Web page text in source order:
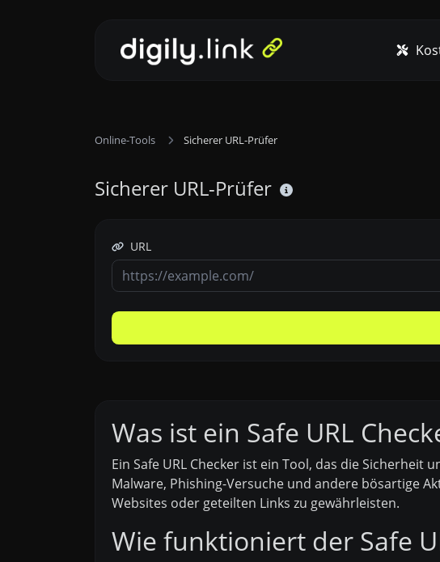
Online-Tools Sicherer URL-Prüfer
Sicherer URL-Prüfer
URL
Was ist ein Safe URL
Ein Safe URL Checker ist ein Tool, das die
Malware, Phishing-Versuche und andere bösartige
Websites oder geteilten Links zu gewährleisten.
Wie funktioniert der Safe